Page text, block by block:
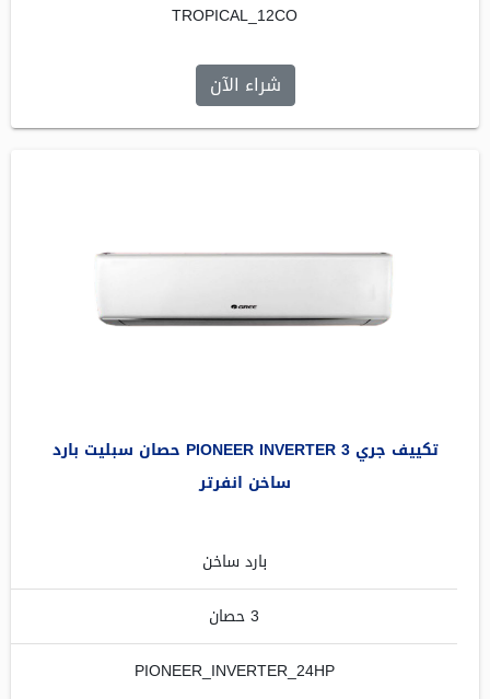
TROPICAL_12CO
شراء الآن
تكييف جري PIONEER INVERTER 3 حصان سبليت بارد
ساخن انفرتر
بارد ساخن
3 حصان
PIONEER_INVERTER_24HP